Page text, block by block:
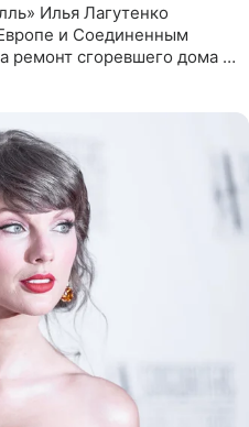
Илья Лагутенко
и Соединенным
ремонт сгоревшего дома в